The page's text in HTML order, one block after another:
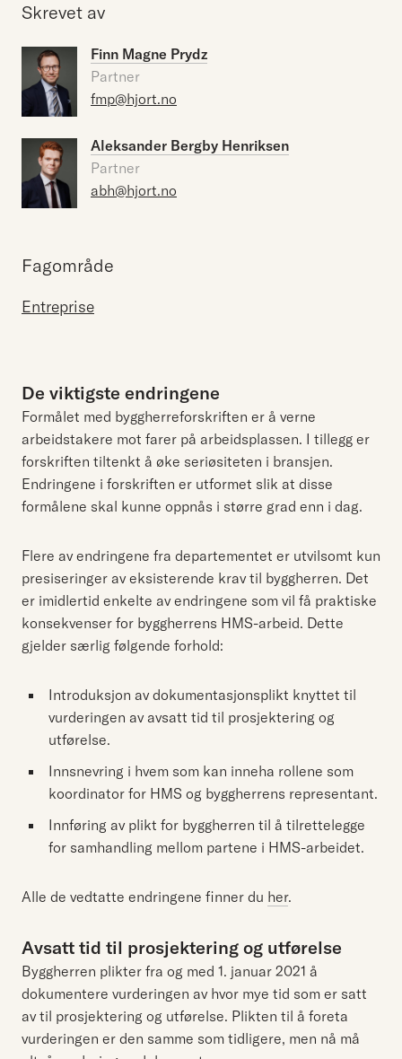
Skrevet av
Finn Magne Prydz
Partner
fmp@hjort.no
Aleksander Bergby Henriksen
Partner
abh@hjort.no
Fagområde
Entreprise
De viktigste endringene
Formålet med byggherreforskriften er å verne
arbeidstakere mot farer på arbeidsplassen. I tillegg er
forskriften tiltenkt å øke seriøsiteten i bransjen.
Endringene i forskriften er utformet slik at disse
formålene skal kunne oppnås i større grad enn i dag.
Flere av endringene fra departementet er utvilsomt kun
presiseringer av eksisterende krav til byggherren. Det
er imidlertid enkelte av endringene som vil få praktiske
konsekvenser for byggherrens HMS-arbeid. Dette
gjelder særlig følgende forhold:
Introduksjon av dokumentasjonsplikt knyttet til
vurderingen av avsatt tid til prosjektering og
utførelse.
Innsnevring i hvem som kan inneha rollene som
koordinator for HMS og byggherrens representant.
Innføring av plikt for byggherren til å tilrettelegge
for samhandling mellom partene i HMS-arbeidet.
Alle de vedtatte endringene finner du her.
Avsatt tid til prosjektering og utførelse
Byggherren plikter fra og med 1. januar 2021 å
dokumentere vurderingen av hvor mye tid som er satt
av til prosjektering og utførelse. Plikten til å foreta
vurderingen er den samme som tidligere, men nå må